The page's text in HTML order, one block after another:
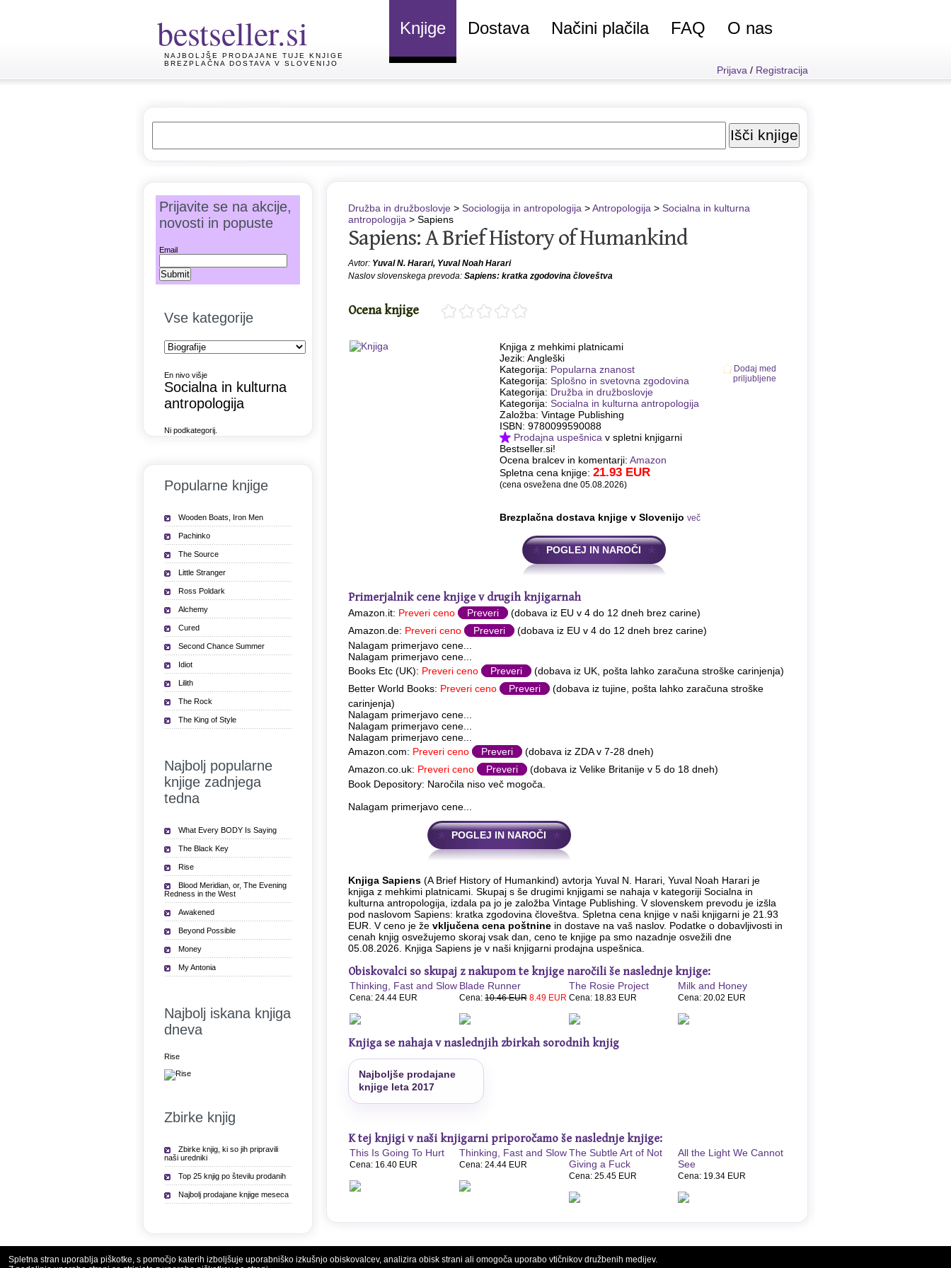
Spletna stran uporablja piškotke, s pomočjo katerih izboljšuje uporabniško izkušnjo obiskovalcev, analizira obisk strani ali omogoča uporabo vtičnikov družbenih medijev.
bestseller.si
NAJBOLJŠE PRODAJANE TUJE KNJIGE
BREZPLAČNA DOSTAVA V SLOVENIJO
Knjige Dostava Načini plačila FAQ O nas
Prijava / Registracija
Družba in družboslovje > Sociologija in antropologija >Antropologija > Socialna in kulturna
antropologija > Sapiens
Sapiens: A Brief History of Humankind
Avtor: Yuval N. Harari, Yuval Noah Harari
Naslov slovenskega prevoda: Sapiens: kratka zgodovina človeštva
Ocena knjige
Knjiga z mehkimi platnicami
Jezik: Angleški
Kategorija: Popularna znanost
Kategorija: Splošno in svetovna zgodovina
Kategorija: Družba in družboslovje
Kategorija: Socialna in kulturna antropologija
Založba: Vintage Publishing
ISBN: 9780099590088
Prodajna uspešnica v spletni knjigarni
Bestseller.si!
Ocena bralcev in komentarji: Amazon
Spletna cena knjige: 21.93 EUR
(cena osvežena dne 05.08.2026)
Brezplačna dostava knjige v Slovenijo več
POGLEJ IN NAROČI
Dodaj med
priljubljene
Primerjalnik cene knjige v drugih knjigarnah
Amazon.it: Preveri ceno Preveri
(dobava iz EU v 4 do 12 dneh brez carine)
Amazon.de: Preveri ceno Preveri
(dobava iz EU v 4 do 12 dneh brez carine)
Nalagam primerjavo cene...
Nalagam primerjavo cene...
Books Etc (UK): Preveri ceno Preveri
(dobava iz UK, pošta lahko zaračuna stroške carinjenja)
Better World Books: Preveri ceno Preveri
(dobava iz tujine, pošta lahko zaračuna stroške
carinjenja)
Nalagam primerjavo cene...
Nalagam primerjavo cene...
Nalagam primerjavo cene...
Amazon.com: Preveri ceno Preveri
(dobava iz ZDA v 7-28 dneh)
Amazon.co.uk: Preveri ceno Preveri
(dobava iz Velike Britanije v 5 do 18 dneh)
Book Depository: Naročila niso več mogoča.
Nalagam primerjavo cene...
POGLEJ IN NAROČI
Knjiga Sapiens (A Brief History of Humankind) avtorja Yuval N. Harari, Yuval Noah Harari je
knjiga z mehkimi platnicami. Skupaj s še drugimi knjigami se nahaja v kategoriji Socialna in
kulturna antropologija, izdala pa jo je založba Vintage Publishing. V slovenskem prevodu je izšla
pod naslovom Sapiens: kratka zgodovina človeštva. Spletna cena knjige v naši knjigarni je 21.93
EUR. V ceno je že vključena cena poštnine in dostave na vaš naslov. Podatke o dobavljivosti in
cenah knjig osvežujemo skoraj vsak dan, ceno te knjige pa smo nazadnje osvežili dne
05.08.2026. Knjiga Sapiens je v naši knjigarni prodajna uspešnica.
Obiskovalci so skupaj z nakupom te knjige naročili še naslednje knjige:
Thinking, Fast and Slow
Cena: 24.44 EUR
Blade Runner
Cena: 10.46 EUR 8.49 EUR
The Rosie Project
Cena: 18.83 EUR
Milk and Honey
Cena: 20.02 EUR
Knjiga se nahaja v naslednjih zbirkah sorodnih knjig
N
Najboljše prodajane
knjige leta 2017
K tej knjigi v naši knjigarni priporočamo še naslednje knjige:
This Is Going To Hurt
Cena: 16.40 EUR
Thinking, Fast and Slow
Cena: 24.44 EUR
The Subtle Art of Not
Giving a Fuck
Cena: 25.45 EUR
All the Light We Cannot
See
Cena: 19.34 EUR
Prijavite se na akcije,
novosti in popuste
Email
Vse kategorije
En nivo višje
Socialna in kulturna
antropologija
Ni podkategorij.
Popularne knjige
Wooden Boats, Iron Men
Pachinko
The Source
Little Stranger
Ross Poldark
Alchemy
Cured
Second Chance Summer
Idiot
Lilith
The Rock
The King of Style
Najbolj popularne
knjige zadnjega
tedna
What Every BODY Is Saying
The Black Key
Rise
Blood Meridian, or, The Evening
Redness in the West
Awakened
Beyond Possible
Money
My Antonia
Najbolj iskana knjiga
dneva
Rise
Zbirke knjig
Zbirke knjig, ki so jih pripravili
naši uredniki
Top 25 knjig po številu prodanih
Najbolj prodajane knjige meseca